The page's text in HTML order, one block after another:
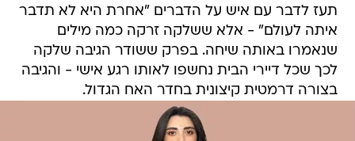
תעז לדבר עם איש על הדברים "אחרת היא לא תדבר
איתה לעולם" - אלא ששלקה זרקה כמה מילים
שנאמרו באותה שיחה. בפרק ששודר הגיבה שלקה
לכך שכל דיירי הבית נחשפו לאותו רגע אישי - והגיבה
בצורה דרמטית קיצונית בחדר האח הגדול.